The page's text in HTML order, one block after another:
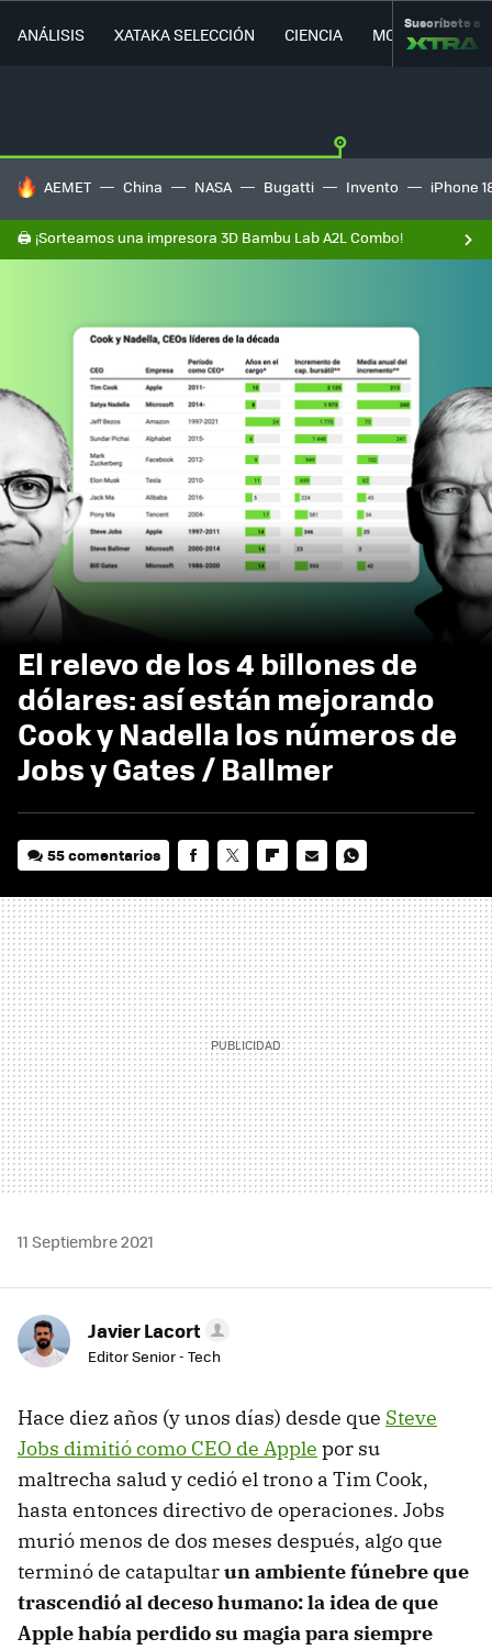
ANÁLISIS XATAKA SELECCIÓN CIENCIA MOVILIDAD
Suscríbete a
HOY SE HABLA DE
AEMET China NASA Bugatti Invento iPhone
🖨️ ¡Sorteamos una impresora 3D Bambu Lab A2L Combo!
El relevo de los 4 billones de
dólares: así están mejorando
Cook y Nadella los números de
Jobs y Gates / Ballmer
55 comentarios
MAIL
11 Septiembre 2021
Javier Lacort
Editor Senior - Tech
Hace diez años (y unos días) desde que Steve
Jobs dimitió como CEO de Apple por su
maltrecha salud y cedió el trono a Tim Cook,
hasta entonces directivo de operaciones. Jobs
murió menos de dos meses después, algo que
terminó de catapultarun ambiente fúnebre que
trascendió al deceso humano: la idea de que
Apple había perdido su magia para siempre